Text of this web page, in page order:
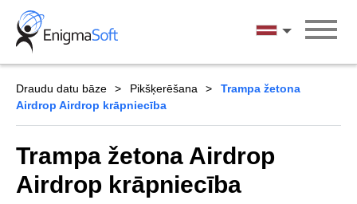
Skip
content
Latviešu
Draudu datu bāze Pikšķerēšana
Trampa žetona
Airdrop Airdrop krāpniecība
Trampa žetona Airdrop
Airdrop krāpniecība